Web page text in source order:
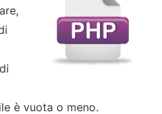
è vuota o meno.